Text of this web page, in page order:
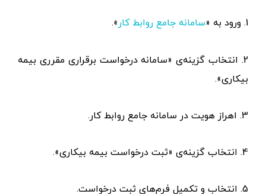
1. ورود به « سامانه جامع روابط کار».
بیکاری».
3. اهراز هویت در سامانه جامع روابط کار.
4. انتخاب گزینه‌ی «ثبت درخواست بیمه بیکاری».